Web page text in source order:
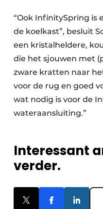
“Ook InfinitySpring is
de koelkast”, besluit
een kristalheldere,
die het sjouwen met
zware kratten naar
voor de rug en goed
wat nodig is voor de
wateraansluiting.”
Interessant
verder.